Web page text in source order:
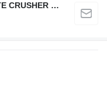
POLYGONMACH ASPHALT CONCRETE CRUSHER SYSTEMS